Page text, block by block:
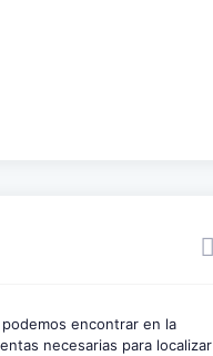
encontrar en la
necesarias para localizar